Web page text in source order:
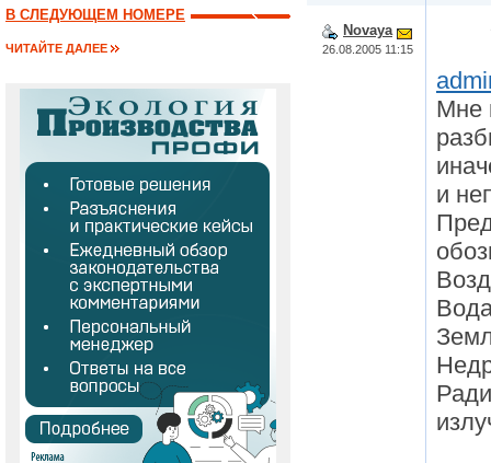
В СЛЕДУЮЩЕМ НОМЕРЕ
ЧИТАЙТЕ ДАЛЕЕ
Novaya
26.08.2005 11:15
Мне
и